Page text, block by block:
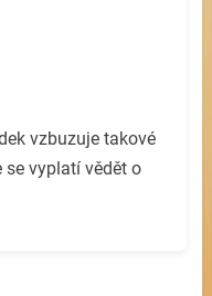
vzbuzuje takové
se vyplatí vědět o